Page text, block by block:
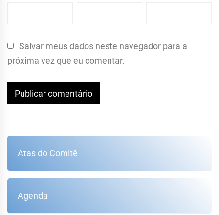
Salvar meus dados neste navegador para a
próxima vez que eu comentar.
Atas do Comitê
Agenda